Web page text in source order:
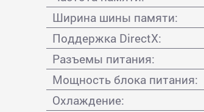
Ширина шины памяти:
Поддержка DirectX:
Разъемы питания:
Мощность блока питания:
Охлаждение: